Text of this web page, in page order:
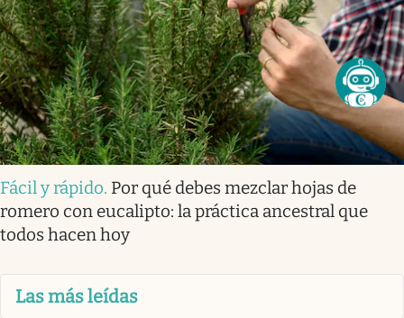
Fácil y rápido. Por qué debes mezclar hojas de
romero con eucalipto: la práctica ancestral que
todos hacen hoy
Las más leídas